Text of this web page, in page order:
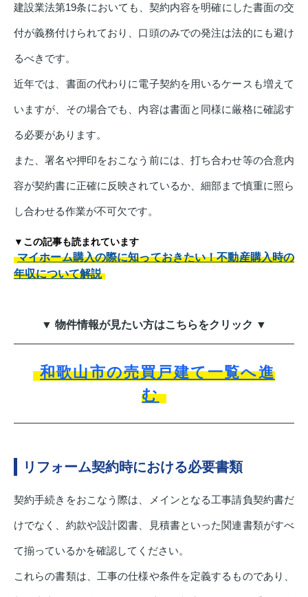
建設業法第19条においても、契約内容を明確にした書面の交
付が義務付けられており、口頭のみでの発注は法的にも避け
るべきです。
近年では、書面の代わりに電子契約を用いるケースも増えて
いますが、その場合でも、内容は書面と同様に厳格に確認す
る必要があります。
また、署名や押印をおこなう前には、打ち合わせ等の合意内
容が契約書に正確に反映されているか、細部まで慎重に照ら
し合わせる作業が不可欠です。
▼この記事も読まれています
マイホーム購入の際に知っておきたい！不動産購入時の
年収について解説
▼ 物件情報が見たい方はこちらをクリック ▼
和歌山市の売買戸建て一覧へ進
む
リフォーム契約時における必要書類
契約手続きをおこなう際は、メインとなる工事請負契約書だ
けでなく、約款や設計図書、見積書といった関連書類がすべ
て揃っているかを確認してください。
これらの書類は、工事の仕様や条件を定義するものであり、